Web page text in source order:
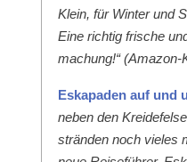
Klein, für Win­ter und
Eine richtig frische
machung!“ (Ama­zon-
Eska­paden auf und
neben den
strän­den noch vieles